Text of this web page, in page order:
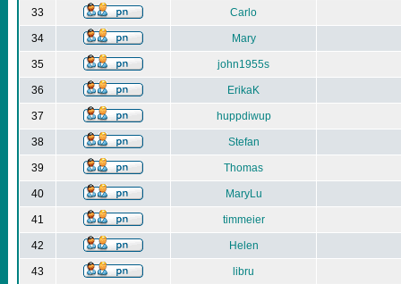
33 Carlo
34 Mary
35 john1955s
36 ErikaK
37 huppdiwup
38 Stefan
39 Thomas
40 MaryLu
41 timmeier
42 Helen
43 libru